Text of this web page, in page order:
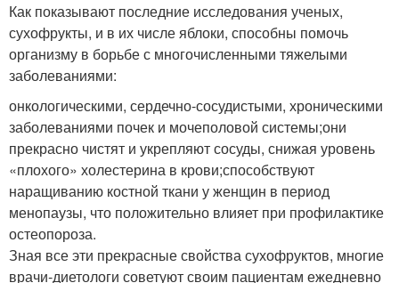
Как показывают последние исследования ученых,
сухофрукты, и в их числе яблоки, способны помочь
организму в борьбе с многочисленными тяжелыми
заболеваниями:
онкологическими, сердечно-сосудистыми, хроническими
заболеваниями почек и мочеполовой системы;они
прекрасно чистят и укрепляют сосуды, снижая уровень
«плохого» холестерина в крови;способствуют
наращиванию костной ткани у женщин в период
менопаузы, что положительно влияет при профилактике
остеопороза.
Зная все эти прекрасные свойства сухофруктов, многие
врачи‑диетологи советуют своим пациентам ежедневно